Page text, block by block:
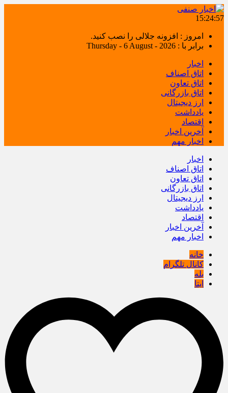
15:24:57
امروز : افزونه جلالی را نصب کنید.
برابر با : Thursday - 6 August - 2026
اخبار
اتاق اصناف
اتاق تعاون
اتاق بازرگانی
ارز دیجیتال
یادداشت
اقتصاد
آخرین اخبار
اخبار مهم
اخبار
اتاق اصناف
اتاق تعاون
اتاق بازرگانی
ارز دیجیتال
یادداشت
اقتصاد
آخرین اخبار
اخبار مهم
خانه
کانال تلگرام
بله
ایتا